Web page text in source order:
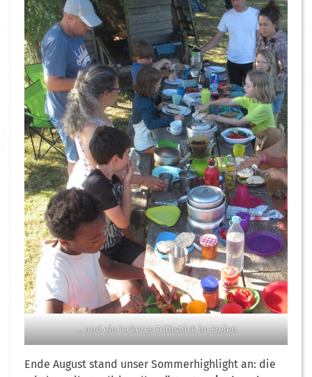
… und ein leckeres Frühstück im Freien
Ende August stand unser Sommerhighlight an: die